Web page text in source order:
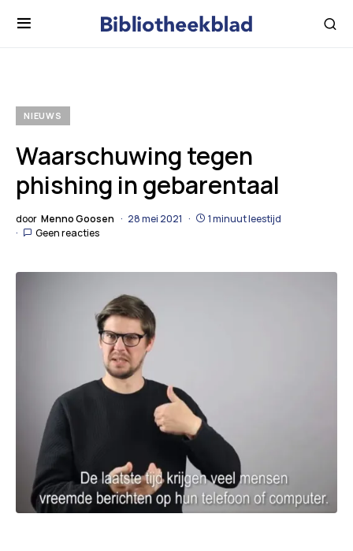
NIEUWS
Waarschuwing tegen
phishing in gebarentaal
door Menno Goosen 28 mei 2021
1 minuut leestijd
Geen reacties